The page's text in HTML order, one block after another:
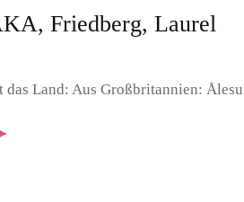
Friedberg, Laurel
das Land: Aus Großbritannien: